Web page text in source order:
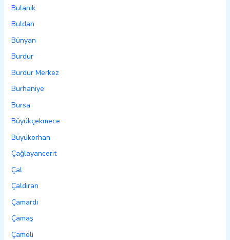
Bulanık
Buldan
Bünyan
Burdur
Burdur Merkez
Burhaniye
Bursa
Büyükçekmece
Büyükorhan
Çağlayancerit
Çal
Çaldıran
Çamardı
Çamaş
Çameli